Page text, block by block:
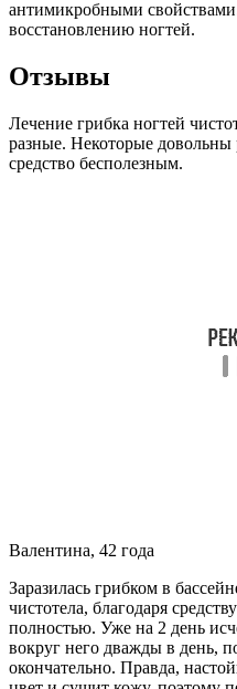
антимикробными
восстановлению ногтей.
Отзывы
Лечение грибка ногтей
разные. Некоторые довольны
средство бесполезным.
Валентина, 42 года
Заразилась грибком в
чистотела, благодаря
полностью. Уже на 2 день
вокруг него дважды в день,
окончательно. Правда,